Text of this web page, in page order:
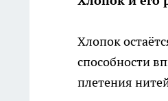
Хлопок
способности
плетения